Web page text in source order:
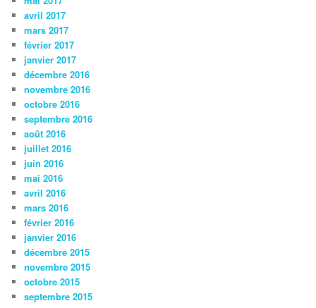
avril 2017
mars 2017
février 2017
janvier 2017
décembre 2016
novembre 2016
octobre 2016
septembre 2016
août 2016
juillet 2016
juin 2016
mai 2016
avril 2016
mars 2016
février 2016
janvier 2016
décembre 2015
novembre 2015
octobre 2015
septembre 2015